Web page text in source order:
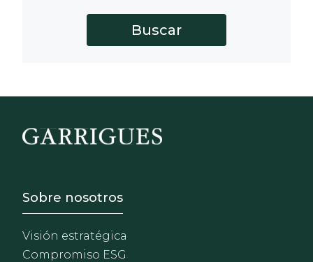
Footer - Sobre Nosotros
Sobre nosotros
Visión estratégica
Compromiso ESG